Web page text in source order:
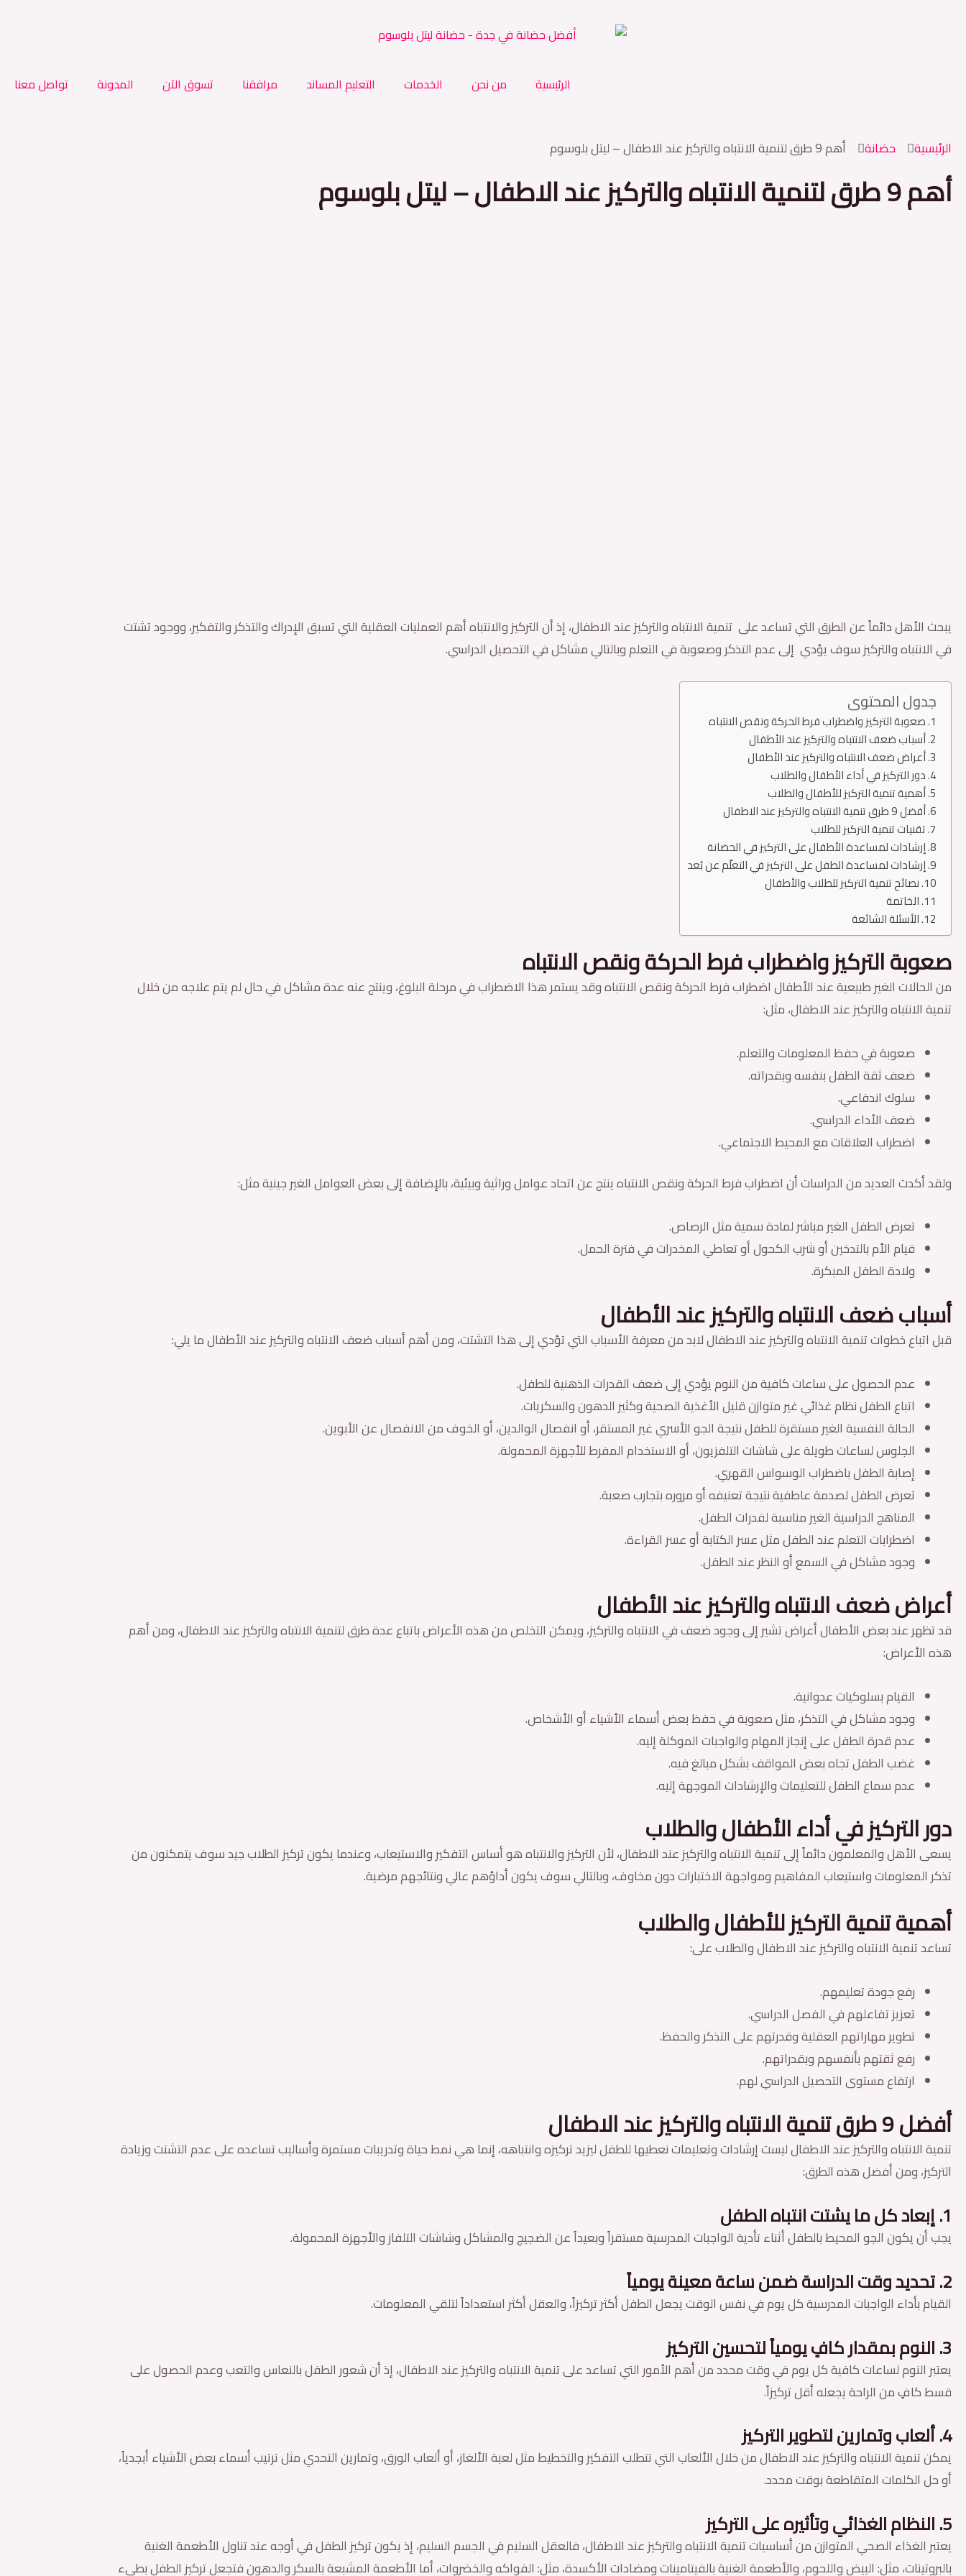
الرئيسية
من نحن الخدمات التعليم المساند مرافقنا تسوق الآن المدونة تواصل معنا
الرئيسية حضانة أهم 9 طرق لتنمية الانتباه والتركيز عند الاطفال – ليتل بلوسوم
أهم 9 طرق لتنمية الانتباه والتركيز عند الاطفال – ليتل بلوسوم
يبحث الأهل دائماً عن الطرق التي تساعد على تنمية الانتباه والتركيز عند الاطفال، إذ أن التركيز والانتباه أهم العمليات العقلية التي تسبق الإدراك والتذكر والتفكير، ووجود تشتت
في الانتباه والتركيز سوف يؤدي إلى عدم التذكر وصعوبة في التعلم وبالتالي مشاكل في التحصيل الدراسي.
جدول المحتوى
صعوبة التركيز واضطراب فرط الحركة ونقص الانتباه
أسباب ضعف الانتباه والتركيز عند الأطفال
أعراض ضعف الانتباه والتركيز عند الأطفال
دور التركيز في أداء الأطفال والطلاب
أهمية تنمية التركيز للأطفال والطلاب
أفضل 9 طرق تنمية الانتباه والتركيز عند الاطفال
تقنيات تنمية التركيز للطلاب
إرشادات لمساعدة الأطفال على التركيز في الحضانة
إرشادات لمساعدة الطفل على التركيز في التعلّم عن بُعد
نصائح تنمية التركيز للطلاب والأطفال
الخاتمة
الأسئلة الشائعة
صعوبة التركيز واضطراب فرط الحركة ونقص الانتباه
من الحالات الغير طبيعية عند الأطفال اضطراب فرط الحركة ونقص الانتباه وقد يستمر هذا الاضطراب في مرحلة البلوغ، وينتج عنه عدة مشاكل في حال لم يتم علاجه من خلال
تنمية الانتباه والتركيز عند الاطفال، مثل:
صعوبة في حفظ المعلومات والتعلم.
ضعف ثقة الطفل بنفسه وبقدراته.
سلوك اندفاعي.
ضعف الأداء الدراسي.
اضطراب العلاقات مع المحيط الاجتماعي.
ولقد أكدت العديد من الدراسات أن اضطراب فرط الحركة ونقص الانتباه ينتج عن اتحاد عوامل وراثية وبيئية، بالإضافة إلى بعض العوامل الغير جينية مثل:
تعرض الطفل الغير مباشر لمادة سمية مثل الرصاص.
قيام الأم بالتدخين أو شرب الكحول أو تعاطي المخدرات في فترة الحمل.
ولادة الطفل المبكرة.
أسباب ضعف الانتباه والتركيز عند الأطفال
قبل اتباع خطوات تنمية الانتباه والتركيز عند الاطفال لابد من معرفة الأسباب التي تؤدي إلى هذا التشتت، ومن أهم أسباب ضعف الانتباه والتركيز عند الأطفال ما يلي:
عدم الحصول على ساعات كافية من النوم يؤدي إلى ضعف القدرات الذهنية للطفل.
اتباع الطفل نظام غذائي غير متوازن قليل الأغذية الصحية وكثير الدهون والسكريات.
الحالة النفسية الغير مستقرة للطفل نتيجة الجو الأسري غير المستقر، أو انفصال الوالدين، أو الخوف من الانفصال عن الأبوين.
الجلوس لساعات طويلة على شاشات التلفزيون، أو الاستخدام المفرط للأجهزة المحمولة.
إصابة الطفل باضطراب الوسواس القهري.
تعرض الطفل لصدمة عاطفية نتيجة تعنيفه أو مروره بتجارب صعبة.
المناهج الدراسية الغير مناسبة لقدرات الطفل.
اضطرابات التعلم عند الطفل مثل عسر الكتابة أو عسر القراءة.
وجود مشاكل في السمع أو النظر عند الطفل.
أعراض ضعف الانتباه والتركيز عند الأطفال
قد تظهر عند بعض الأطفال أعراض تشير إلى وجود ضعف في الانتباه والتركيز، ويمكن التخلص من هذه الأعراض باتباع عدة طرق لتنمية الانتباه والتركيز عند الاطفال، ومن أهم
هذه الأعراض:
القيام بسلوكيات عدوانية.
وجود مشاكل في التذكر، مثل صعوبة في حفظ بعض أسماء الأشياء أو الأشخاص.
عدم قدرة الطفل على إنجاز المهام والواجبات الموكلة إليه.
غضب الطفل تجاه بعض المواقف بشكل مبالغ فيه.
عدم سماع الطفل للتعليمات والإرشادات الموجهة إليه.
دور التركيز في أداء الأطفال والطلاب
يسعى الأهل والمعلمون دائماً إلى تنمية الانتباه والتركيز عند الاطفال، لأن التركيز والانتباه هو أساس التفكير والاستيعاب، وعندما يكون تركيز الطلاب جيد سوف يتمكنون من
تذكر المعلومات واستيعاب المفاهيم ومواجهة الاختبارات دون مخاوف، وبالتالي سوف يكون أداؤهم عالي ونتائجهم مرضية.
أهمية تنمية التركيز للأطفال والطلاب
تساعد تنمية الانتباه والتركيز عند الاطفال والطلاب على:
رفع جودة تعليمهم.
تعزيز تفاعلهم في الفصل الدراسي.
تطوير مهاراتهم العقلية وقدرتهم على التذكر والحفظ.
رفع ثقتهم بأنفسهم وبقدراتهم.
ارتفاع مستوى التحصيل الدراسي لهم.
أفضل 9 طرق تنمية الانتباه والتركيز عند الاطفال
تنمية الانتباه والتركيز عند الاطفال ليست إرشادات وتعليمات نعطيها للطفل ليزيد تركيزه وانتباهه، إنما هي نمط حياة وتدريبات مستمرة وأساليب تساعده على عدم التشتت وزيادة
التركيز، ومن أفضل هذه الطرق:
1. إبعاد كل ما يشتت انتباه الطفل
يجب أن يكون الجو المحيط بالطفل أثناء تأدية الواجبات المدرسية مستقراً وبعيداً عن الضجيج والمشاكل وشاشات التلفاز والأجهزة المحمولة.
2. تحديد وقت الدراسة ضمن ساعة معينة يومياً
القيام بأداء الواجبات المدرسية كل يوم في نفس الوقت يجعل الطفل أكثر تركيزاً، والعقل أكثر استعداداً لتلقي المعلومات.
3. النوم بمقدار كافٍ يومياً لتحسين التركيز
يعتبر النوم لساعات كافية كل يوم في وقت محدد من أهم الأمور التي تساعد على تنمية الانتباه والتركيز عند الاطفال، إذ أن شعور الطفل بالنعاس والتعب وعدم الحصول على
قسط كافٍ من الراحة يجعله أقل تركيزاً.
4. ألعاب وتمارين لتطوير التركيز
يمكن تنمية الانتباه والتركيز عند الاطفال من خلال الألعاب التي تتطلب التفكير والتخطيط مثل لعبة الألغاز، أو ألعاب الورق، وتمارين التحدي مثل ترتيب أسماء بعض الأشياء أبجدياً،
أو حل الكلمات المتقاطعة بوقت محدد.
5. النظام الغذائي وتأثيره على التركيز
يعتبر الغذاء الصحي المتوازن من أساسيات تنمية الانتباه والتركيز عند الاطفال، فالعقل السليم في الجسم السليم، إذ يكون تركيز الطفل في أوجه عند تناول الأطعمة الغنية
بالبروتينات، مثل: البيض واللحوم، والأطعمة الغنية بالفيتامينات ومضادات الأكسدة، مثل: الفواكه والخضروات، أما الأطعمة المشبعة بالسكر والدهون فتجعل تركيز الطفل بطيء